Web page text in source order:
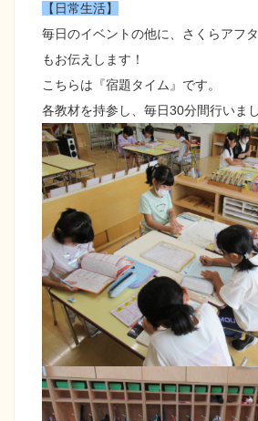
【日常生活】
毎日のイベントの他に、さくらアフ
もお伝えします！
こちらは『宿題タイム』です。
各教材を持参し、毎日30分間行いまし